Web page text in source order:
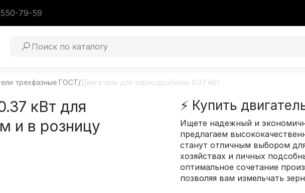
79-59
трехфазные ГОСТ/Двигатели для зернодробилки 0.37 кВт
кВт для
и в розницу
⚡ Купить
Ищете надежный и
предлагаем
станут отличным выбором
хозяйствах и личных
оптимальное сочетание
позволяя вам измельчать